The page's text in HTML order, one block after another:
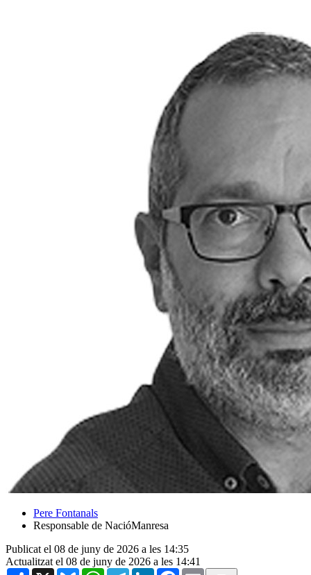
Pere Fontanals
Responsable de NacióManresa
Publicat el 08 de juny de 2026 a les 14:35
Actualitzat el 08 de juny de 2026 a les 14:41